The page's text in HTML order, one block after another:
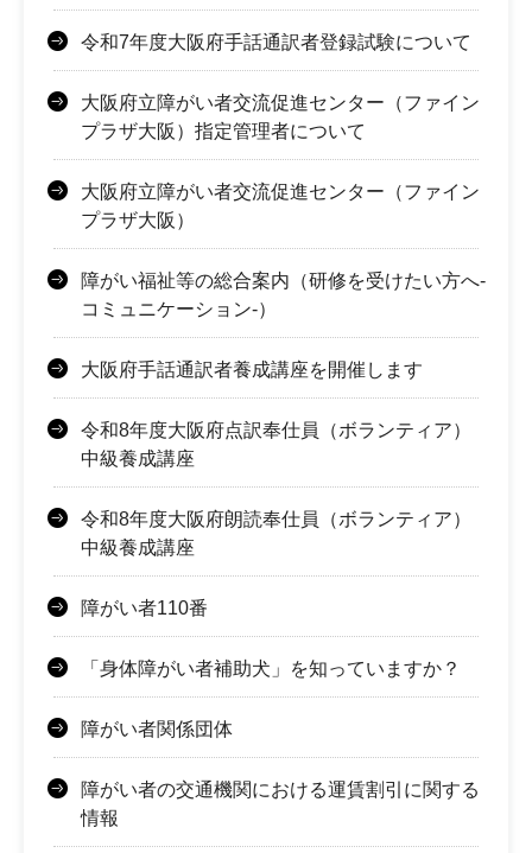
令和7年度大阪府手話通訳者登録試験について
大阪府立障がい者交流促進センター（ファイン
プラザ大阪）指定管理者について
大阪府立障がい者交流促進センター（ファイン
プラザ大阪）
障がい福祉等の総合案内（研修を受けたい方へ-
コミュニケーション-）
大阪府手話通訳者養成講座を開催します
令和8年度大阪府点訳奉仕員（ボランティア）
中級養成講座
令和8年度大阪府朗読奉仕員（ボランティア）
中級養成講座
障がい者110番
「身体障がい者補助犬」を知っていますか？
障がい者関係団体
障がい者の交通機関における運賃割引に関する
情報